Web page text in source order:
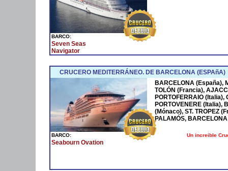
BARCO:
Seven Seas
Navigator
CRUCERO MEDITERRÁNEO. DE BARCELONA (ESPAñA)
BARCO:
Seabourn Ovation
BARCELONA (España),
TOLÓN (Francia),
PORTOFERRAIO (Italia),
PORTOVENERE (Italia),
(Mónaco), ST. TROPEZ
PALAMÓS,
Un increible